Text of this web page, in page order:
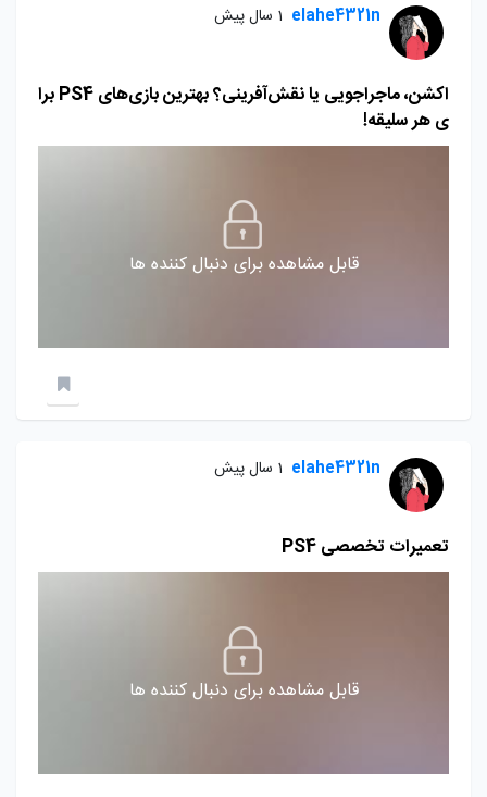
elahe4321n 1 سال پیش
اکشن، ماجراجویی یا نقش‌آفرینی؟ بهترین بازی‌های PS4 برا
ی هر سلیقه!
قابل مشاهده برای دنبال کننده ها
elahe4321n 1 سال پیش
تعمیرات تخصصی PS4
قابل مشاهده برای دنبال کننده ها